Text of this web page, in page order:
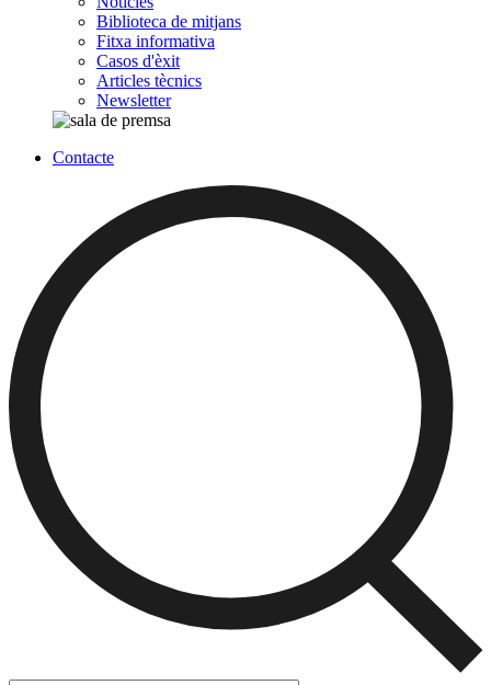
Biblioteca de mitjans
Fitxa informativa
Casos d'èxit
Articles tècnics
Newsletter
Contacte